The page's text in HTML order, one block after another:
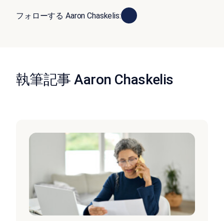
フォローする Aaron Chaskelis:
執筆記事 Aaron Chaskelis